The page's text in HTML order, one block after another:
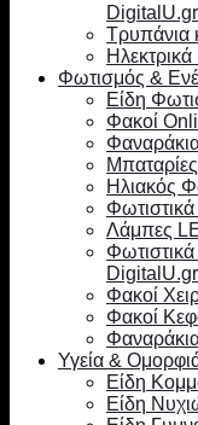
DigitalU.gr
Τρυπάνια
Φωτισμός &
Είδη
Φακοί
Ηλιακός
Λάμπες
DigitalU.gr
Φακοί
Φακοί
Υγεία &
Είδη
Είδη